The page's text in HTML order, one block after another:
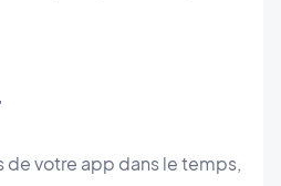
de votre app dans le temps,